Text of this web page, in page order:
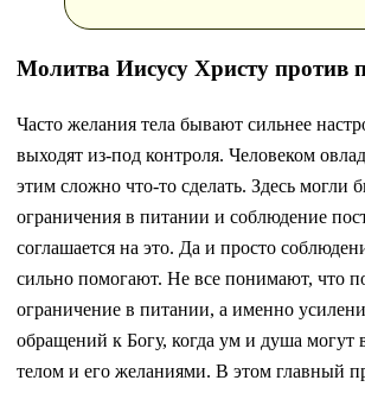
Молитва Иисусу Христу против
Часто желания тела бывают сильнее
выходят из-под контроля. Человеком
этим сложно что-то сделать. Здесь могли
ограничения в питании и соблюдение
соглашается на это. Да и просто
сильно помогают. Не все понимают, что
ограничение в питании, а именно
обращений к Богу, когда ум и душа могут
телом и его желаниями. В этом главный